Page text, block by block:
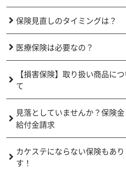
保険見直しのタイミングは？
医療保険は必要なの？
【損害保険】取り扱い商品に
て
見落としていませんか？保険金
給付金請求
カケステにならない保険もあり
す！